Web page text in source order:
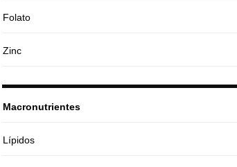
Folato
Zinc
Macronutrientes
Lípidos